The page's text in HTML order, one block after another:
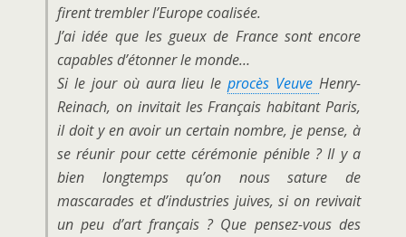
firent trembler l’Europe coalisée.
J’ai idée que les gueux de France sont encore
capables d’étonner le monde…
Si le jour où aura lieu leprocès VeuveHenry-
Reinach, on invitait les Françaishabitant Paris,
il doit y en avoir un certain nombre, je pense, à
se réunir pour cettecérémonie pénible ? Il y a
bien longtempsqu’on nous sature de
mascarades et d’industries juives, si on revivait
un peu d’art français ? Que pensez-vous des